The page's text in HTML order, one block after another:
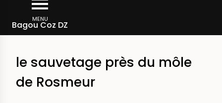
main
MENU
Bagou Coz DZ
Breadcrumb
le sauvetage près du môle
de Rosmeur